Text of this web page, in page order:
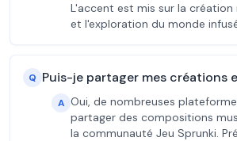
L'accent est mis sur la création
et l'exploration du monde
Q Puis-je partager mes créations
A Oui, de nombreuses
partager des compositions
la communauté Jeu Sprunki.